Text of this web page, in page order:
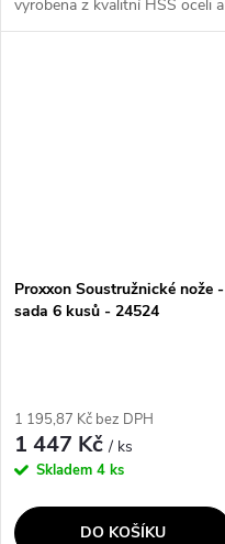
vyrobena z kvalitní HSS oceli a
disponuje 6 mm válcovou
Proxxon Soustružnické nože -
sada 6 kusů - 24524
1 195,87 Kč bez DPH
1 447 Kč/ ks
Skladem 4 ks
DO KOŠÍKU